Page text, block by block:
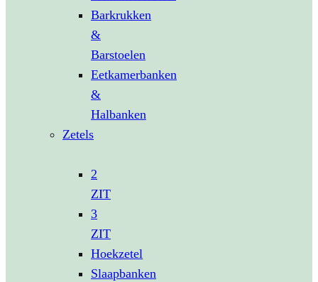
Barkrukken
&
Barstoelen
Eetkamerbanken
&
Halbanken
Zetels
2
ZIT
3
ZIT
Hoekzetel
Slaapbanken